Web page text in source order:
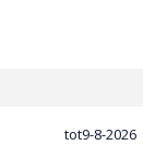
tot